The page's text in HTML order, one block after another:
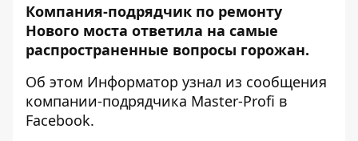
Компания-подрядчик по ремонту
Нового моста ответила на самые
распространенные вопросы горожан.
Об этом Информатор узнал из сообщения
компании-подрядчика Master-Profi в
Facebook.